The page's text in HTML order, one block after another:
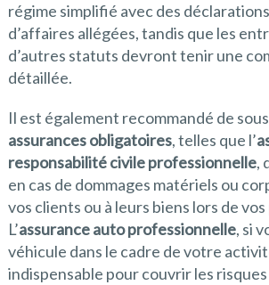
régime simplifié avec des
d’affaires allégées, tandis que les
d’autres statuts devront tenir une
détaillée.
Il est également recommandé de
assurances obligatoires, telles que l’
responsabilité civile professionnelle,
en cas de dommages matériels ou
vos clients ou à leurs biens lors de
L’assurance auto professionnelle, si
véhicule dans le cadre de votre
indispensable pour couvrir les risques